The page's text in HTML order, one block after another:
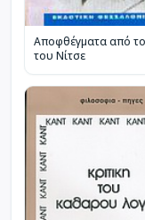
Αποφθέγματα από
του Νίτσε